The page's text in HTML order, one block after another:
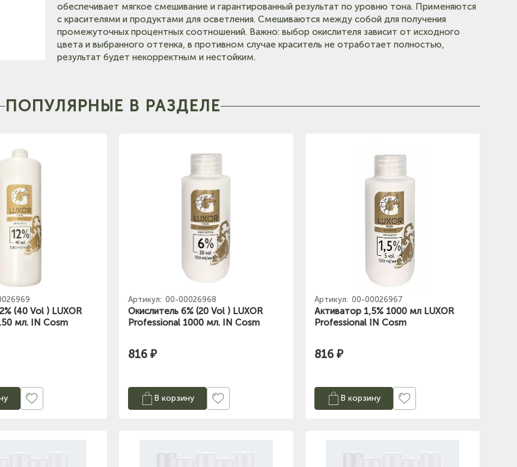
(на карте)
Тел: +7-903-947-9492
(на карте)
Тел: +7-960-965-6706
обеспечивает мягкое смешивание и гарантированный результат по уровню тона. Применяются
с красителями и продуктами для осветления. Смешиваются между собой для получения
промежуточных процентных соотношений. Важно: выбор окислителя зависит от исходного
цвета и выбранного оттенка, в противном случае краситель не отработает полностью,
результат будет некорректным и нестойким.
ПОПУЛЯРНЫЕ В РАЗДЕЛЕ
(40 Vol ) LUXOR
мл. IN Cosm
Артикул: 00-00026968
Окислитель 6% (20 Vol ) LUXOR
Professional 1000 мл. IN Cosm
816 ₽
В корзину
Артикул: 00-00026967
Активатор 1,5% 1000 мл LUXOR
Professional IN Cosm
816 ₽
В корзину